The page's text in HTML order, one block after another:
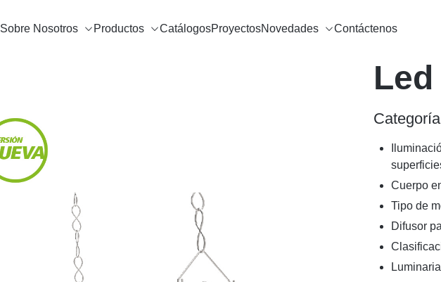
Sobre Nosotros Productos CatálogosProyectosNovedades Contáctenos
Cuerpo
Tipo de
Difusor